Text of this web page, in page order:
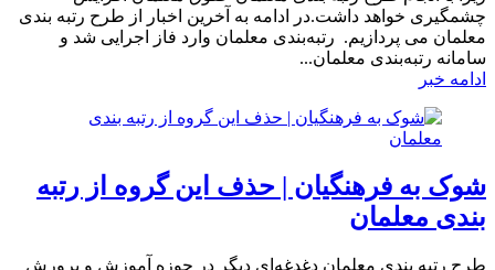
چشمگیری خواهد داشت.در ادامه به آخرین اخبار از طرح رتبه بندی
معلمان می پردازیم. رتبه‌بندی معلمان وارد فاز اجرایی شد و
سامانه رتبه‌بندی معلمان...
ادامه خبر
شوک به فرهنگیان | حذف این گروه از رتبه
بندی معلمان
طرح رتبه بندی معلمان دغدغه‌ای دیگر در حوزه آموزش و پرورش